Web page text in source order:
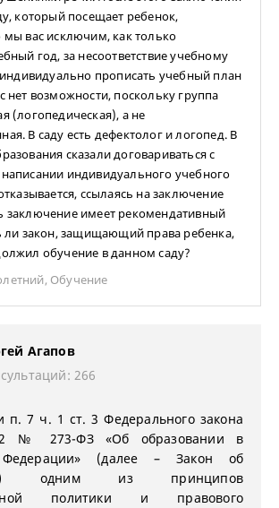
который посещает ребенок,
вас исключим, как только
год, за несоответствие учебному
индивидуально прописать учебный план
нет возможности, поскольку группа
(логопедическая), а не
В саду есть дефектолог и логопед. В
сказали договариваться с
индивидуального учебного
ссылаясь на заключение
имеет рекомендативный
ли закон, защищающий права ребенка,
обучение в данном саду?
, Обучение
Агапов
266
п. 7 ч. 1 ст. 3 Федерального закона
№ 273-ФЗ «Об образовании в
Федерации» (далее – Закон об
одним из принципов
политики и правового